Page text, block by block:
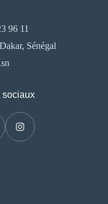
96 11
Sénégal
sociaux